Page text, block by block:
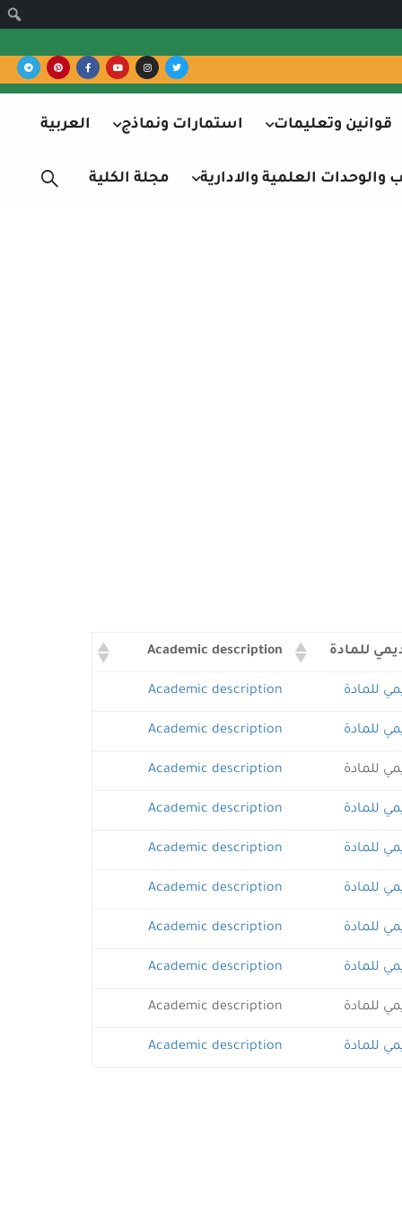
قوانين وتعليمات استمارات ونماذج العربية
العلمية والادارية مجلة الكلية
للمادة Academic description
للمادة Academic description
للمادة Academic description
للمادة Academic description
للمادة Academic description
للمادة Academic description
للمادة Academic description
للمادة Academic description
للمادة Academic description
للمادة Academic description
للمادة Academic description